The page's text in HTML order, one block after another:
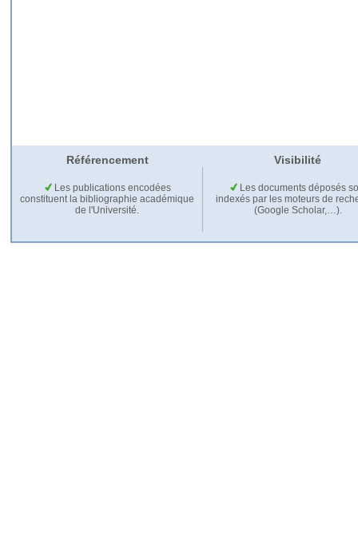
Référencement Visibilité
Les publications encodées
constituent la bibliographie académique
de l'Université.
Les documents déposés
indexés par les moteurs de
(Google Scholar,…).